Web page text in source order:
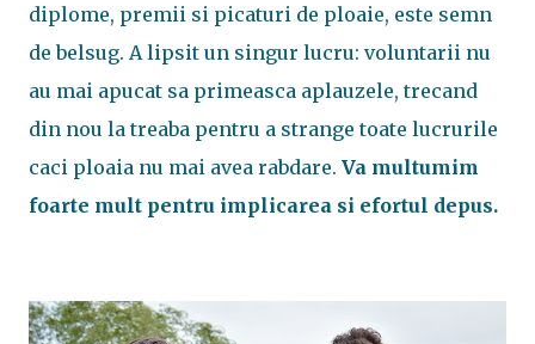
diplome, premii si picaturi de ploaie, este semn
de belsug. A lipsit un singur lucru: voluntarii nu
au mai apucat sa primeasca aplauzele, trecand
din nou la treaba pentru a strange toate lucrurile
caci ploaia nu mai avea rabdare. Va multumim
foarte mult pentru implicarea si efortul depus.